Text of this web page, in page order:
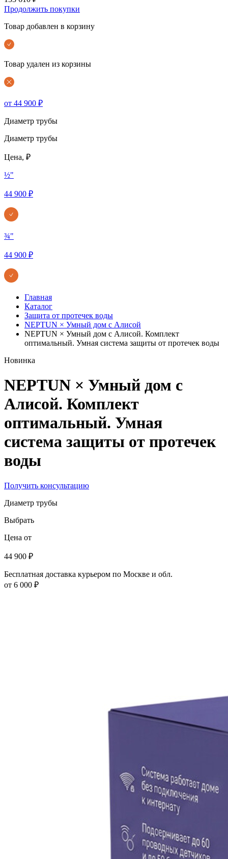
Продолжить покупки
Товар добавлен в корзину
Товар удален из корзины
от 44 900 ₽
Диаметр трубы
Диаметр трубы
Цена, ₽
½"
44 900 ₽
¾"
44 900 ₽
Главная
Каталог
Защита от протечек воды
NEPTUN × Умный дом с Алисой
NEPTUN × Умный дом с Алисой. Комплект
оптимальный. Умная система защиты от протечек воды
Новинка
NEPTUN × Умный дом с
Алисой. Комплект
оптимальный. Умная
система защиты от протечек
воды
Получить консультацию
Диаметр трубы
Выбрать
Цена от
44 900 ₽
Бесплатная доставка курьером по Москве и обл.
от 6 000 ₽